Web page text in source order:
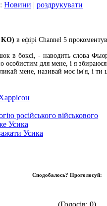
Новини | роздрукувати
KO) в ефірі Channel 5
в боксі, - наводить слова
для мене, і я
мене, називай моє ім'я, і
російського військового
Усика
Усика
Сподобалось? Проголосуй:
(Голосів: 0)